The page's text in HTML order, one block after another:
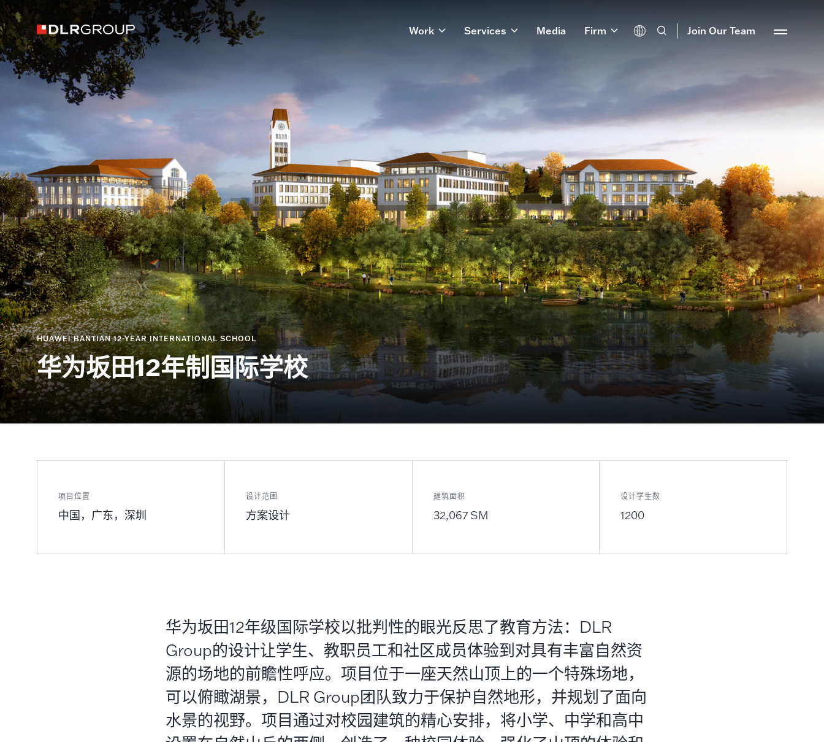
Work Services Media Firm Join Our Team
HUAWEI BANTIAN 12-YEAR INTERNATIONAL SCHOOL
华为坂田12年制国际学校
项目位置
中国，广东，深圳
设计范围
方案设计
建筑面积
32,067 SM
设计学生数
1200
华为坂田12年级国际学校以批判性的眼光反思了教育方法：DLR
Group的设计让学生、教职员工和社区成员体验到对具有丰富自然资
源的场地的前瞻性呼应。项目位于一座天然山顶上的一个特殊场地，
可以俯瞰湖景，DLR Group团队致力于保护自然地形，并规划了面向
水景的视野。项目通过对校园建筑的精心安排，将小学、中学和高中